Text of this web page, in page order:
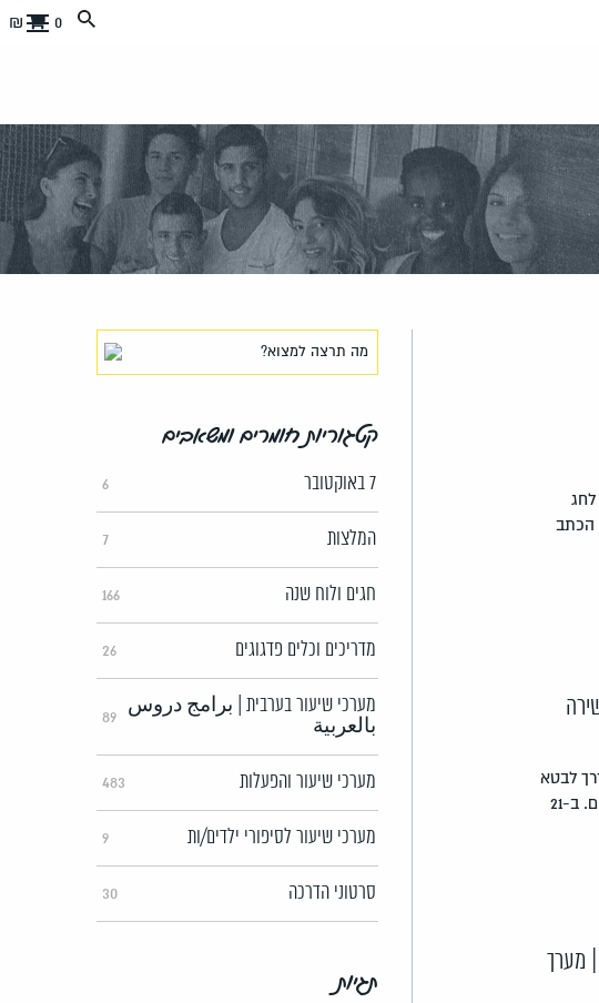
0 ₪
הכתב
לבטא
ב-21
| מערך
קטגוריות חומרים ומשאבים
7 באוקטובר 6
המלצות 7
חגים ולוח שנה 166
מדריכים וכלים פדגוגים 26
מערכי שיעור בערבית | برامج دروس
بالعربية
89
מערכי שיעור והפעלות 483
מערכי שיעור לסיפורי ילדים/ות 9
סרטוני הדרכה 30
תגיות